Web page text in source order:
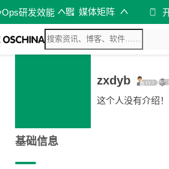
研发效能 媒体矩阵
zxdyb
这个人没有介绍！
基础信息